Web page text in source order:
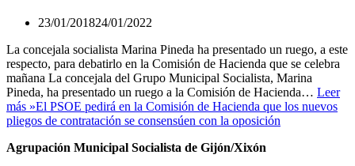
23/01/201824/01/2022
La concejala socialista Marina Pineda ha presentado un ruego, a este
respecto, para debatirlo en la Comisión de Hacienda que se celebra
mañana La concejala del Grupo Municipal Socialista, Marina
Pineda, ha presentado un ruego a la Comisión de Hacienda… Leer
más »El PSOE pedirá en la Comisión de Hacienda que los nuevos
pliegos de contratación se consensúen con la oposición
Agrupación Municipal Socialista de Gijón/Xixón